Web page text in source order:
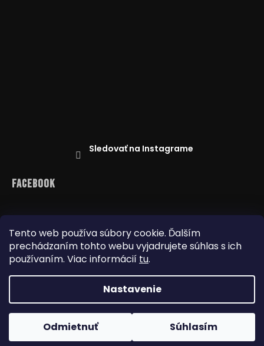
Tento web používa súbory cookie. Ďalším
prechádzaním tohto webu vyjadrujete súhlas s ich
používaním. Viac informácií tu.
Nastavenie
Odmietnuť Súhlasím
Sledovať na Instagrame
Facebook
Reklamácie Doprava a platba
Najnižšia cena na trhu Obchodné podmienky
Copyright 2026www.dealbox.sk. Všetky práva
vyhradené.Upraviť nastavenie cookies